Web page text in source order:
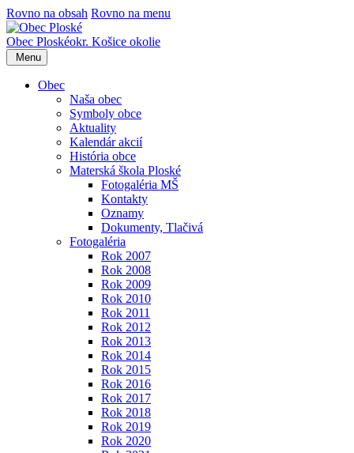
Rovno na obsah Rovno na menu
Obec Ploskéokr. Košice okolie
Menu
Obec
Naša obec
Symboly obce
Aktuality
Kalendár akcií
História obce
Materská škola Ploské
Fotogaléria MŠ
Kontakty
Oznamy
Dokumenty, Tlačivá
Fotogaléria
Rok 2007
Rok 2008
Rok 2009
Rok 2010
Rok 2011
Rok 2012
Rok 2013
Rok 2014
Rok 2015
Rok 2016
Rok 2017
Rok 2018
Rok 2019
Rok 2020